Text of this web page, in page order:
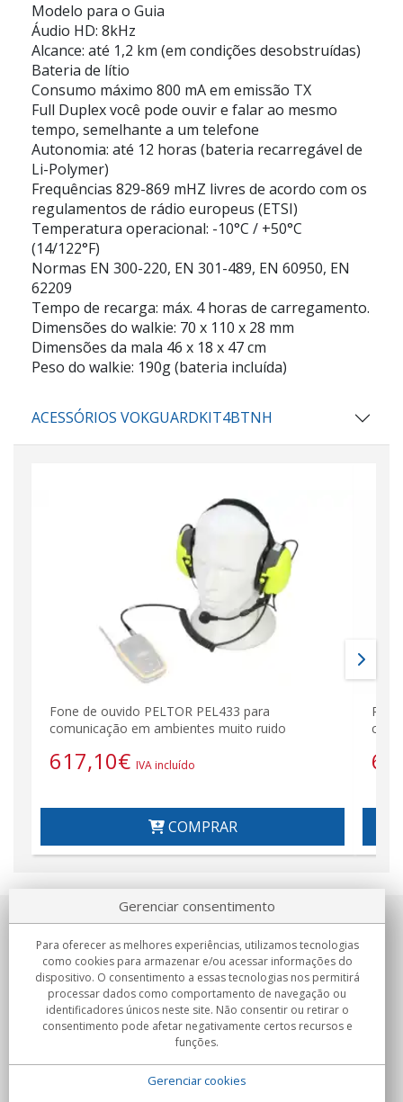
Modelo para o Guia
Áudio HD: 8kHz
Alcance: até 1,2 km (em condições desobstruídas)
Bateria de lítio
Consumo máximo 800 mA em emissão TX
Full Duplex você pode ouvir e falar ao mesmo
tempo, semelhante a um telefone
Autonomia: até 12 horas (bateria recarregável de
Li-Polymer)
Frequências 829-869 mHZ livres de acordo com os
regulamentos de rádio europeus (ETSI)
Temperatura operacional: -10°C / +50°C
(14/122°F)
Normas EN 300-220, EN 301-489, EN 60950, EN
62209
Tempo de recarga: máx. 4 horas de carregamento.
Dimensões do walkie: 70 x 110 x 28 mm
Dimensões da mala 46 x 18 x 47 cm
Peso do walkie: 190g (bateria incluída)
ACESSÓRIOS VOKGUARDKIT4BTNH
Fone de ouvido PELTOR PEL433 para
comunicação em ambientes muito ruido
617,10€ IVA incluído
COMPRAR
com
Sobre nosotros
Compromissos
Compras
Gerenciar consentimento
Para oferecer as melhores experiências, utilizamos tecnologias
como cookies para armazenar e/ou acessar informações do
dispositivo. O consentimento a essas tecnologias nos permitirá
processar dados como comportamento de navegação ou
identificadores únicos neste site. Não consentir ou retirar o
consentimento pode afetar negativamente certos recursos e
funções.
Gerenciar cookies